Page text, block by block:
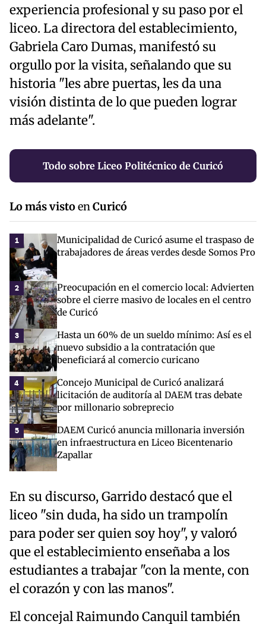
experiencia profesional y su paso por el
liceo. La directora del establecimiento,
Gabriela Caro Dumas, manifestó su
orgullo por la visita, señalando que su
historia "les abre puertas, les da una
visión distinta de lo que pueden lograr
más adelante".
Todo sobre Liceo Politécnico de Curicó
Lo más vistoenCuricó
1
Municipalidad de Curicó asume el traspaso de
trabajadores de áreas verdes desde Somos Pro
2
Preocupación en el comercio local: Advierten
sobre el cierre masivo de locales en el centro
de Curicó
3
Hasta un 60% de un sueldo mínimo: Así es el
nuevo subsidio a la contratación que
beneficiará al comercio curicano
4
Concejo Municipal de Curicó analizará
licitación de auditoría al DAEM tras debate
por millonario sobreprecio
5
DAEM Curicó anuncia millonaria inversión
en infraestructura en Liceo Bicentenario
Zapallar
En su discurso, Garrido destacó que el
liceo "sin duda, ha sido un trampolín
para poder ser quien soy hoy", y valoró
que el establecimiento enseñaba a los
estudiantes a trabajar "con la mente, con
el corazón y con las manos".
El concejal Raimundo Canquil también